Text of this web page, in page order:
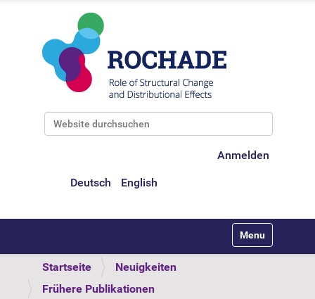
Website durchsuchen
Anmelden
Deutsch English
Toggle
Startseite
Neuigkeiten
Frühere Publikationen